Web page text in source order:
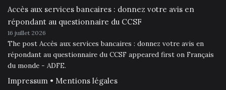
Accès aux services bancaires : donnez votre avis en
répondant au questionnaire du CCSF
16 juillet 2026
The post Accès aux services bancaires : donnez votre avis en
répondant au questionnaire du CCSF appeared first on Français
du monde - ADFE.
Impressum • Mentions légales